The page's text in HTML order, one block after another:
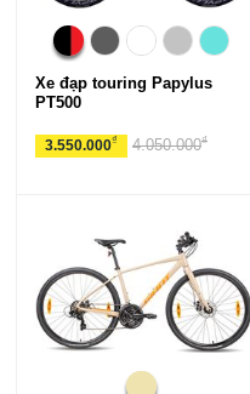
Xe đạp touring Papylus
PT500
3.550.000₫ 4.050.000₫